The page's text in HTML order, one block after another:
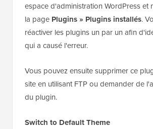
espace d'administration WordPress et
la page Plugins » Plugins installés.
réactiver les plugins un par un afin
qui a causé l'erreur.
Vous pouvez ensuite supprimer ce
site en utilisant FTP ou demander de
du plugin.
Switch to Default Theme